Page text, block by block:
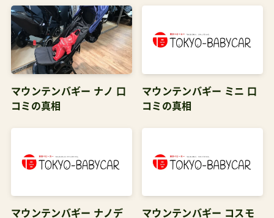
73×84×100cm折畳時：73×28×51.5cm展開時：
75.5×79×102.5cm折畳時：75.5×45×94.5cm展
開時：77×78×102cm折畳時：77×34×101cm重
量12.9kg(一人乗り)16.9kg(二人乗り)12.3kg(一人
乗り)14.9kg(二人乗り)15kg(一人乗り)18.2kg(二
人乗り)16.2kg(二人乗り)14.7kg12kg(本体9kg）
11.3kg10.1kg荷物容量10kgまで10kgまで10kgま
スペンション全輪全輪前輪全輪なし後輪全輪不明
¥148,500¥240,900¥165,000¥182,380¥126,500¥1
マウンテンバギー ナノ 口
コミの真相
マウンテンバギー ミニ 口
コミの真相
マウンテンバギー ナノデ
マウンテンバギー コスモ